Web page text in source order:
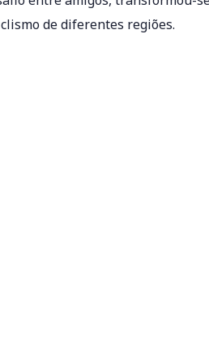
de diferentes regiões.